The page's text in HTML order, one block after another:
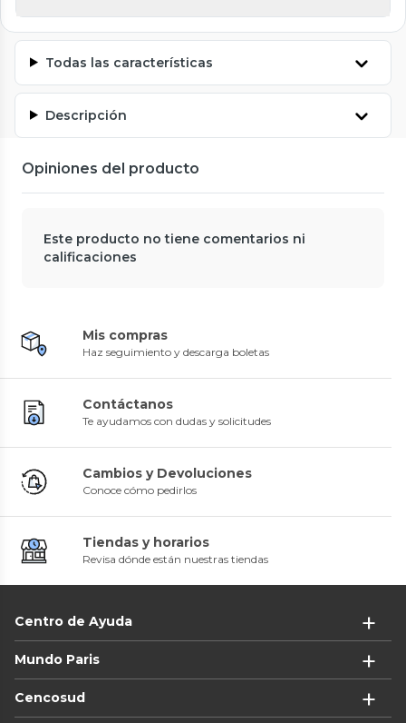
Todas las características
Descripción
Opiniones del producto
Este producto no tiene comentarios ni
calificaciones
Mis compras
Haz seguimiento y descarga boletas
Contáctanos
Te ayudamos con dudas y solicitudes
Cambios y Devoluciones
Conoce cómo pedirlos
Tiendas y horarios
Revisa dónde están nuestras tiendas
Centro de Ayuda
Mundo Paris
Cencosud